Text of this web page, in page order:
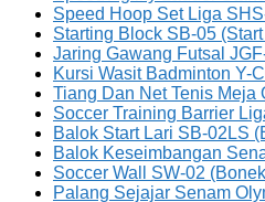
Speed Hoop Set Liga
Starting Block SB-05
Jaring Gawang Futsal
Kursi Wasit Badminton Y-
Tiang Dan Net Tenis Meja
Soccer Training Barrier
Balok Start Lari SB-02LS
Balok Keseimbangan
Soccer Wall SW-02
Palang Sejajar Senam